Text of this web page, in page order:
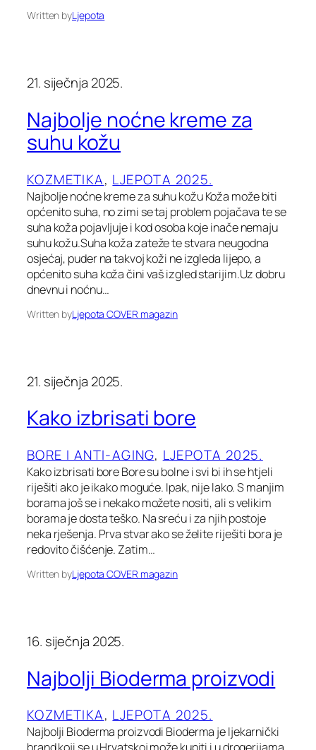
Written byLjepota
21. siječnja 2025.
Najbolje noćne kreme za
suhu kožu
KOZMETIKA, LJEPOTA 2025.
Najbolje noćne kreme za suhu kožu Koža može biti
općenito suha, no zimi se taj problem pojačava te se
suha koža pojavljuje i kod osoba koje inače nemaju
suhu kožu.Suha koža zateže te stvara neugodna
osjećaj, puder na takvoj koži ne izgleda lijepo, a
općenito suha koža čini vaš izgled starijim.Uz dobru
dnevnu i noćnu…
Written byLjepota COVER magazin
21. siječnja 2025.
Kako izbrisati bore
BORE I ANTI-AGING, LJEPOTA 2025.
Kako izbrisati bore Bore su bolne i svi bi ih se htjeli
riješiti ako je ikako moguće. Ipak, nije lako. S manjim
borama još se i nekako možete nositi, ali s velikim
borama je dosta teško. Na sreću i za njih postoje
neka rješenja. Prva stvar ako se želite riješiti bora je
redovito čišćenje. Zatim…
Written byLjepota COVER magazin
16. siječnja 2025.
Najbolji Bioderma proizvodi
KOZMETIKA, LJEPOTA 2025.
Najbolji Bioderma proizvodi Bioderma je ljekarnički